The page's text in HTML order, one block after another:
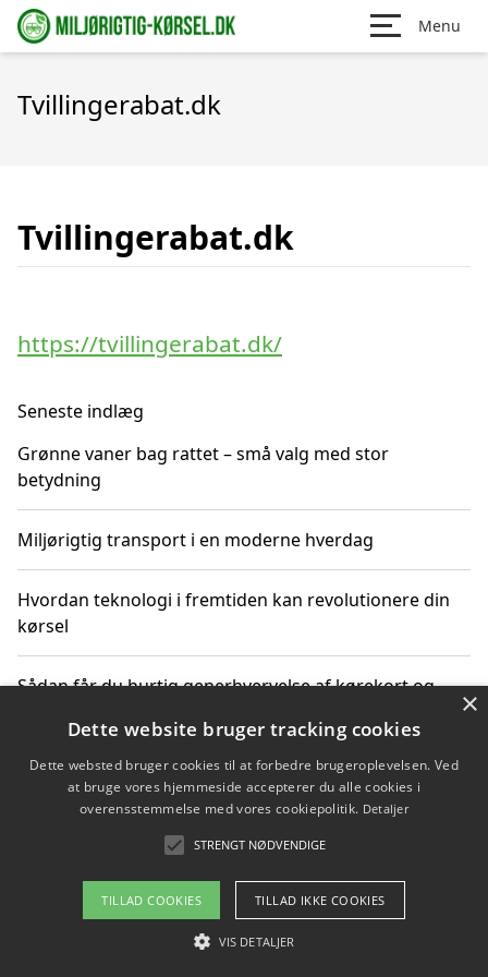
Menu
Tvillingerabat.dk
Tvillingerabat.dk
https://tvillingerabat.dk/
Seneste indlæg
Grønne vaner bag rattet – små valg med stor
betydning
Miljørigtig transport i en moderne hverdag
Hvordan teknologi i fremtiden kan revolutionere din
kørsel
Sådan får du hurtig generhvervelse af kørekort og
Sådan lærer du miljørigtig kørsel hos en køreskole i
Gentofte
Copyright 2026 - Pilanto Aps
Om / kontakt
×
Dette website bruger tracking cookies
Dette websted bruger cookies til at forbedre brugeroplevelsen. Ved
at bruge vores hjemmeside accepterer du alle cookies i
overensstemmelse med vores cookiepolitik. Detaljer
STRENGT NØDVENDIGE
TILLAD COOKIES TILLAD IKKE COOKIES
VIS DETALJER